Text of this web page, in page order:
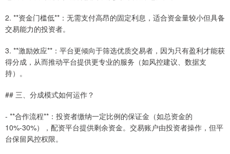
2. **资金门槛低**：无需支付高昂的固定利息，适合资金量较小但具备
交易能力的投资者。
3. **激励效应**：平台更倾向于筛选优质交易者，因为只有盈利才能获
得分成，从而推动平台提供更专业的服务（如风控建议、数据支
持）。
## 三、分成模式如何运作？
- **合作流程**：投资者缴纳一定比例的保证金（如总资金的
10%-30%），配资平台提供剩余资金。交易账户由投资者操作，但平
台保留风控权限。